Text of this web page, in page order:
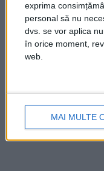
exprima
personal să nu
dvs. se vor aplica
în orice moment,
web.
MAI MULTE